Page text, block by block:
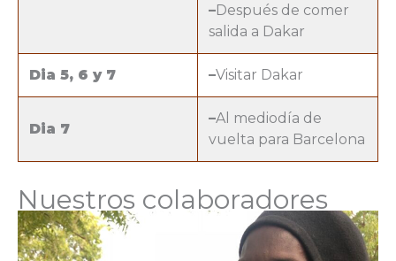
–Después de comer
salida a Dakar
Dia 5, 6 y 7 –Visitar Dakar
Dia 7
–Al mediodía de
vuelta para Barcelona
Nuestros colaboradores